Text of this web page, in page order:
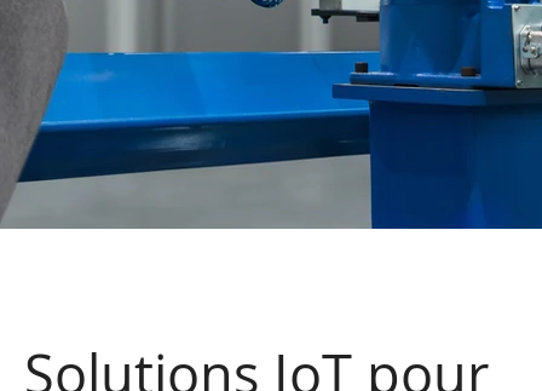
Solutions IoT pour